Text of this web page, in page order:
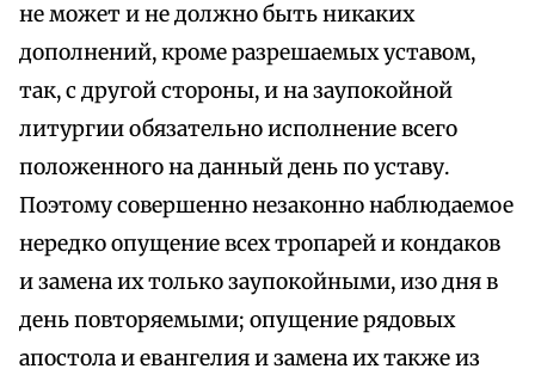
не может и не должно быть никаких
дополнений, кроме разрешаемых уставом,
так, с другой стороны, и на заупокойной
литургии обязательно исполнение всего
положенного на данный день по уставу.
Поэтому совершенно незаконно наблюдаемое
нередко опущение всех тропарей и кондаков
и замена их только заупокойными, изо дня в
день повторяемыми; опущение рядовых
апостола и евангелия и замена их также из